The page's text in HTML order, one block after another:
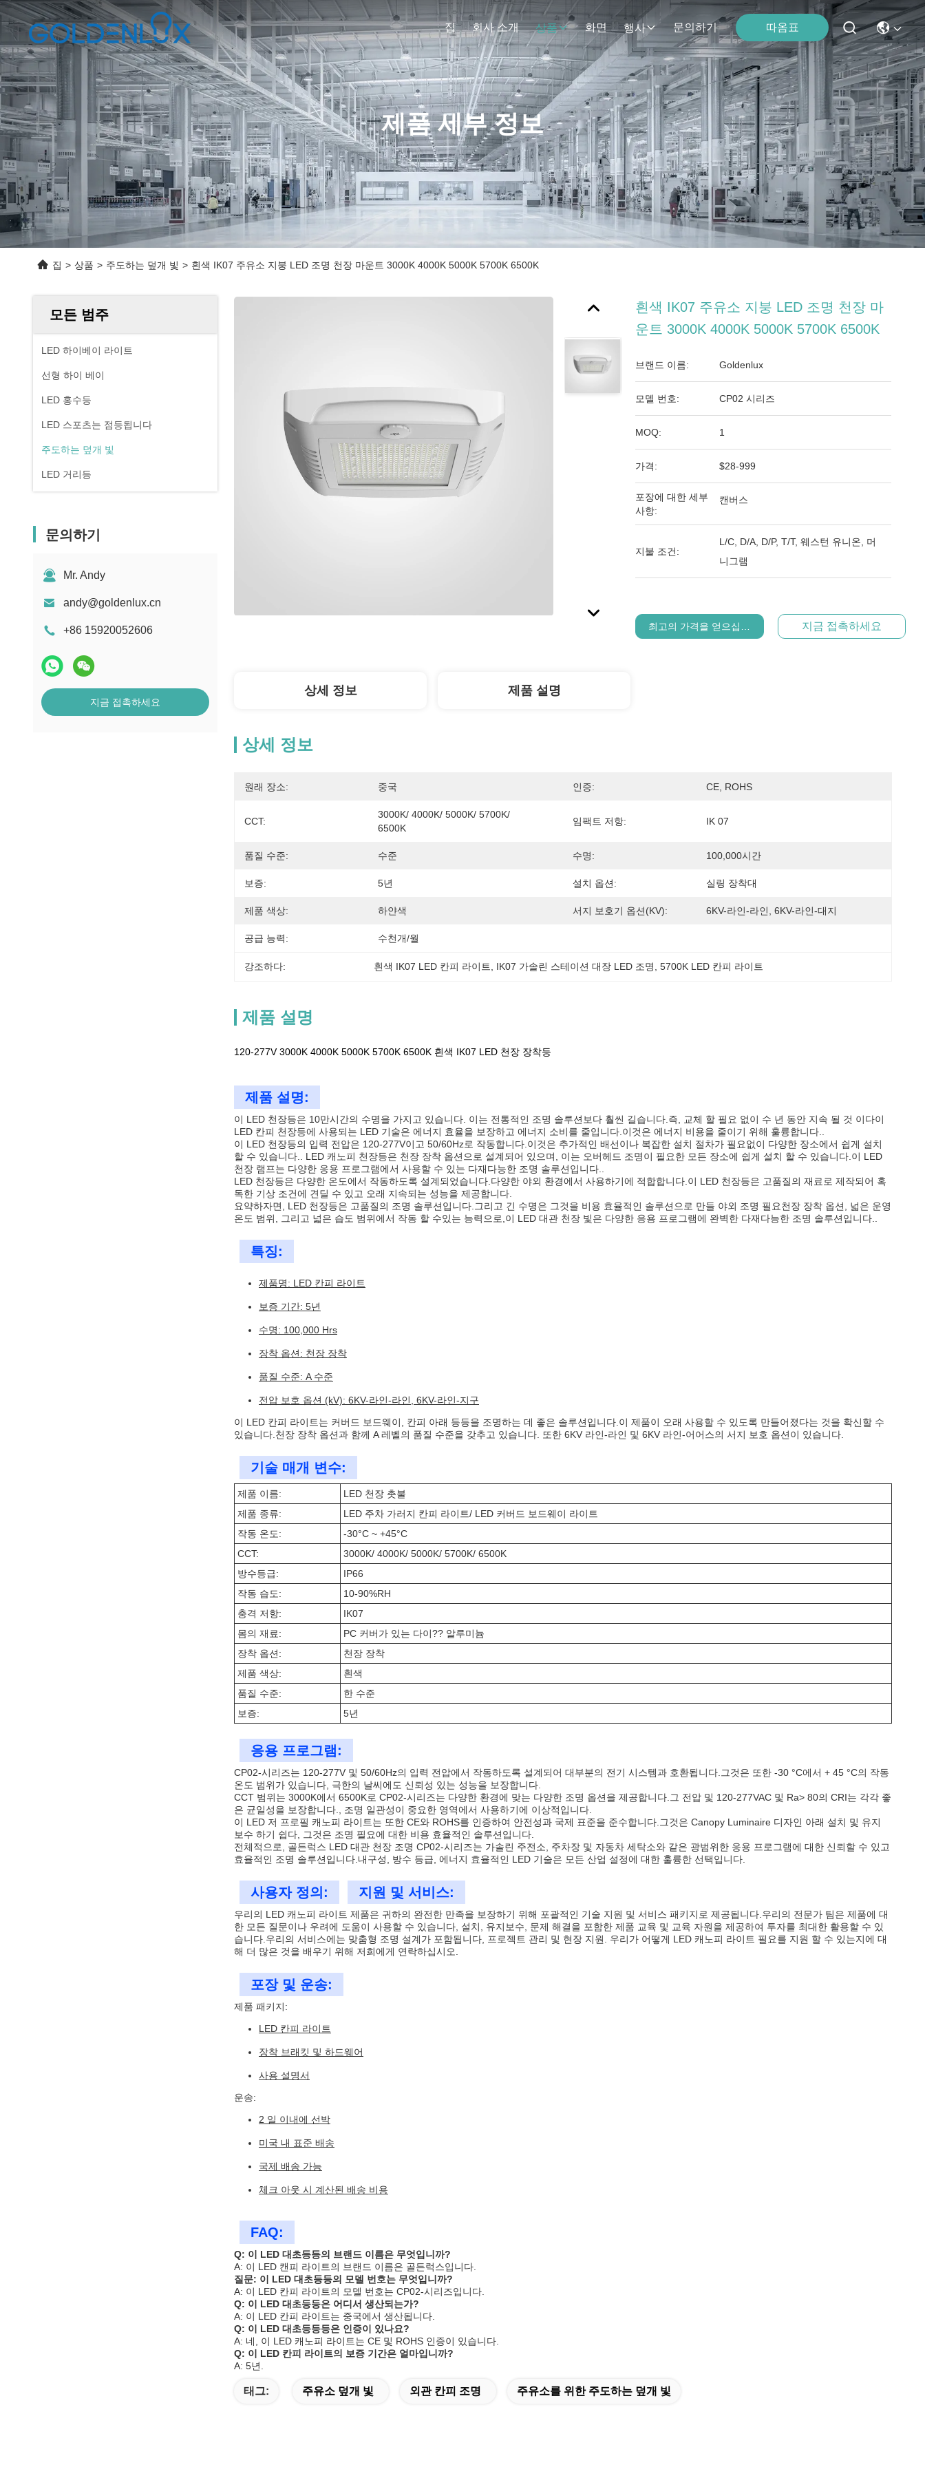
집 회사 소개 상품 화면 행사 문의하기 따옴표
제품 세부 정보
집 > 상품 > 주도하는 덮개 빛 > 흰색 IK07 주유소 지붕 LED 조명 천장 마운트 3000K 4000K 5000K 5700K 6500K
모든 범주
LED 하이베이 라이트
선형 하이 베이
LED 홍수등
LED 스포츠는 점등됩니다
주도하는 덮개 빛
LED 거리등
문의하기
Mr. Andy
andy@goldenlux.cn
+86 15920052606
지금 접촉하세요
흰색 IK07 주유소 지붕 LED 조명 천장 마
운트 3000K 4000K 5000K 5700K 6500K
브랜드 이름: Goldenlux
모델 번호: CP02 시리즈
MOQ: 1
가격: $28-999
포장에 대한 세부
사항:
캔버스
지불 조건:
L/C, D/A, D/P, T/T, 웨스턴 유니온, 머
니그램
최고의 가격을 얻으십시오 지금 접촉하세요
상세 정보 제품 설명
상세 정보
원래 장소: 중국 인증: CE, ROHS
CCT:
3000K/ 4000K/ 5000K/ 5700K/
6500K
임팩트 저항: IK 07
품질 수준: 수준 수명: 100,000시간
보증: 5년 설치 옵션: 실링 장착대
제품 색상: 하얀색 서지 보호기 옵션(kV): 6KV-라인-라인, 6KV-라인-대지
공급 능력: 수천개/월
강조하다: 흰색 IK07 LED 칸피 라이트 IK07 가솔린 스테이션 대장 LED 조명 , 5700K LED 칸피 라이트
제품 설명
120-277V 3000K 4000K 5000K 5700K 6500K 흰색 IK07 LED 천장 장착등
제품 설명:
이 LED 천장등은 10만시간의 수명을 가지고 있습니다. 이는 전통적인 조명 솔루션보다 훨씬 길습니다.즉, 교체 할 필요 없이 수 년 동안 지속 될 것 이다이
LED 칸피 천장등에 사용되는 LED 기술은 에너지 효율을 보장하고 에너지 소비를 줄입니다.이것은 에너지 비용을 줄이기 위해 훌륭합니다..
이 LED 천장등의 입력 전압은 120-277V이고 50/60Hz로 작동합니다.이것은 추가적인 배선이나 복잡한 설치 절차가 필요없이 다양한 장소에서 쉽게 설치
할 수 있습니다.. LED 캐노피 천장등은 천장 장착 옵션으로 설계되어 있으며, 이는 오버헤드 조명이 필요한 모든 장소에 쉽게 설치 할 수 있습니다.이 LED
천장 램프는 다양한 응용 프로그램에서 사용할 수 있는 다재다능한 조명 솔루션입니다..
LED 천장등은 다양한 온도에서 작동하도록 설계되었습니다.다양한 야외 환경에서 사용하기에 적합합니다.이 LED 천장등은 고품질의 재료로 제작되어 혹
독한 기상 조건에 견딜 수 있고 오래 지속되는 성능을 제공합니다.
요약하자면, LED 천장등은 고품질의 조명 솔루션입니다.그리고 긴 수명은 그것을 비용 효율적인 솔루션으로 만들 야외 조명 필요천장 장착 옵션, 넓은 운영
온도 범위, 그리고 넓은 습도 범위에서 작동 할 수있는 능력으로,이 LED 대관 천장 빛은 다양한 응용 프로그램에 완벽한 다재다능한 조명 솔루션입니다..
특징:
제품명: LED 칸피 라이트
보증 기간: 5년
수명: 100,000 Hrs
장착 옵션: 천장 장착
품질 수준: A 수준
전압 보호 옵션 (kV): 6KV-라인-라인, 6KV-라인-지구
이 LED 칸피 라이트는 커버드 보드웨이, 칸피 아래 등등을 조명하는 데 좋은 솔루션입니다.이 제품이 오래 사용할 수 있도록 만들어졌다는 것을 확신할 수
있습니다.천장 장착 옵션과 함께 A 레벨의 품질 수준을 갖추고 있습니다. 또한 6KV 라인-라인 및 6KV 라인-어어스의 서지 보호 옵션이 있습니다.
기술 매개 변수:
제품 이름:
LED 천장 촛불
제품 종류:
LED 주차 가러지 칸피 라이트/ LED 커버드 보드웨이 라이트
작동 온도:
-30°C ~ +45°C
CCT:
3000K/ 4000K/ 5000K/ 5700K/ 6500K
방수등급:
IP66
작동 습도:
10-90%RH
충격 저항:
IK07
몸의 재료:
PC 커버가 있는 다이?? 알루미늄
장착 옵션:
천장 장착
제품 색상:
흰색
품질 수준:
한 수준
보증:
5년
응용 프로그램:
CP02-시리즈는 120-277V 및 50/60Hz의 입력 전압에서 작동하도록 설계되어 대부분의 전기 시스템과 호환됩니다.그것은 또한 -30 °C에서 + 45 °C의 작동
온도 범위가 있습니다, 극한의 날씨에도 신뢰성 있는 성능을 보장합니다.
CCT 범위는 3000K에서 6500K로 CP02-시리즈는 다양한 환경에 맞는 다양한 조명 옵션을 제공합니다.그 전압 및 120-277VAC 및 Ra> 80의 CRI는 각각 좋
은 균일성을 보장합니다., 조명 일관성이 중요한 영역에서 사용하기에 이상적입니다.
이 LED 저 프로필 캐노피 라이트는 또한 CE와 ROHS를 인증하여 안전성과 국제 표준을 준수합니다.그것은 Canopy Luminaire 디자인 아래 설치 및 유지
보수 하기 쉽다, 그것은 조명 필요에 대한 비용 효율적인 솔루션입니다.
전체적으로, 골든럭스 LED 대관 천장 조명 CP02-시리즈는 가솔린 주전소, 주차장 및 자동차 세탁소와 같은 광범위한 응용 프로그램에 대한 신뢰할 수 있고
효율적인 조명 솔루션입니다.내구성, 방수 등급, 에너지 효율적인 LED 기술은 모든 산업 설정에 대한 훌륭한 선택입니다.
사용자 정의: 지원 및 서비스:
우리의 LED 캐노피 라이트 제품은 귀하의 완전한 만족을 보장하기 위해 포괄적인 기술 지원 및 서비스 패키지로 제공됩니다.우리의 전문가 팀은 제품에 대
한 모든 질문이나 우려에 도움이 사용할 수 있습니다, 설치, 유지보수, 문제 해결을 포함한 제품 교육 및 교육 자원을 제공하여 투자를 최대한 활용할 수 있
습니다.우리의 서비스에는 맞춤형 조명 설계가 포함됩니다, 프로젝트 관리 및 현장 지원. 우리가 어떻게 LED 캐노피 라이트 필요를 지원 할 수 있는지에 대
해 더 많은 것을 배우기 위해 저희에게 연락하십시오.
포장 및 운송:
제품 패키지:
LED 칸피 라이트
장착 브래킷 및 하드웨어
사용 설명서
운송:
2 일 이내에 선박
미국 내 표준 배송
국제 배송 가능
체크 아웃 시 계산된 배송 비용
FAQ:
Q: 이 LED 대초등등의 브랜드 이름은 무엇입니까?
A: 이 LED 캔피 라이트의 브랜드 이름은 골든럭스입니다.
질문: 이 LED 대초등등의 모델 번호는 무엇입니까?
A: 이 LED 칸피 라이트의 모델 번호는 CP02-시리즈입니다.
Q: 이 LED 대초등등은 어디서 생산되는가?
A: 이 LED 칸피 라이트는 중국에서 생산됩니다.
Q: 이 LED 대초등등등은 인증이 있나요?
A: 네, 이 LED 캐노피 라이트는 CE 및 ROHS 인증이 있습니다.
Q: 이 LED 칸피 라이트의 보증 기간은 얼마입니까?
A: 5년.
태그: 주유소 덮개 빛 외관 칸피 조명 주유소를 위한 주도하는 덮개 빛